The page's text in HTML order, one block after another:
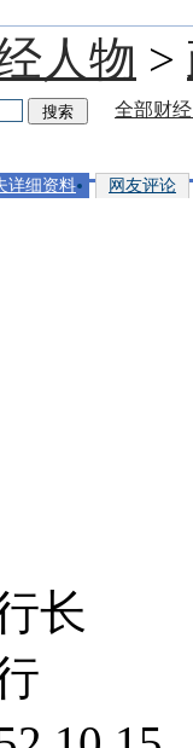
人物 >
全部财
详细资料 网友评论
长